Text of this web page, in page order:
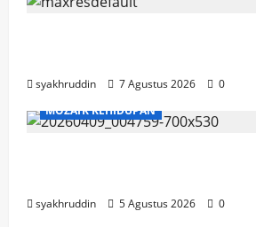
syakhruddin 7 Agustus 2026
0
MOZAIK KEHIDUPAN
syakhruddin 5 Agustus 2026 0